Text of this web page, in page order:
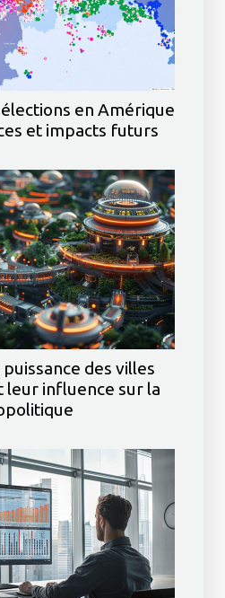
en Amérique
et impacts futurs
des villes
leur influence sur la